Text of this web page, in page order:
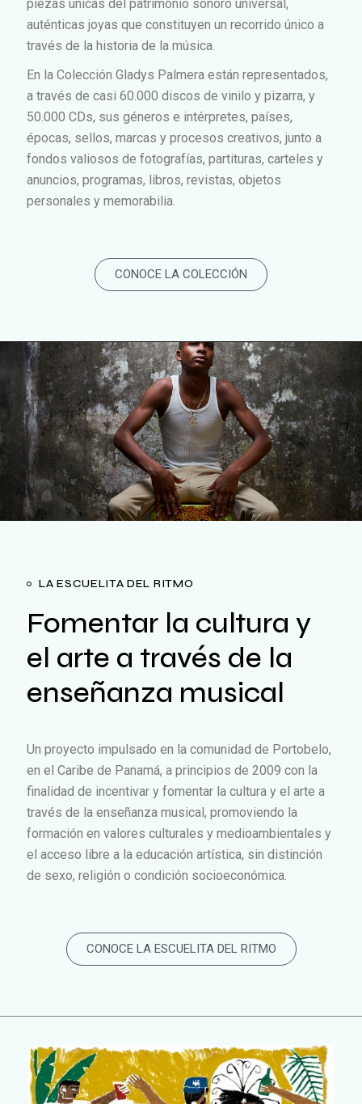
piezas únicas del patrimonio sonoro universal,
auténticas joyas que constituyen un recorrido único a
través de la historia de la música.
En la Colección Gladys Palmera están representados,
a través de casi 60.000 discos de vinilo y pizarra, y
50.000 CDs, sus géneros e intérpretes, países,
épocas, sellos, marcas y procesos creativos, junto a
fondos valiosos de fotografías, partituras, carteles y
anuncios, programas, libros, revistas, objetos
personales y memorabilia.
CONOCE LA COLECCIÓN
LA ESCUELITA DEL RITMO
Fomentar la cultura y
el arte a través de la
enseñanza musical
Un proyecto impulsado en la comunidad de Portobelo,
en el Caribe de Panamá, a principios de 2009 con la
finalidad de incentivar y fomentar la cultura y el arte a
través de la enseñanza musical, promoviendo la
formación en valores culturales y medioambientales y
el acceso libre a la educación artística, sin distinción
de sexo, religión o condición socioeconómica.
CONOCE LA ESCUELITA DEL RITMO